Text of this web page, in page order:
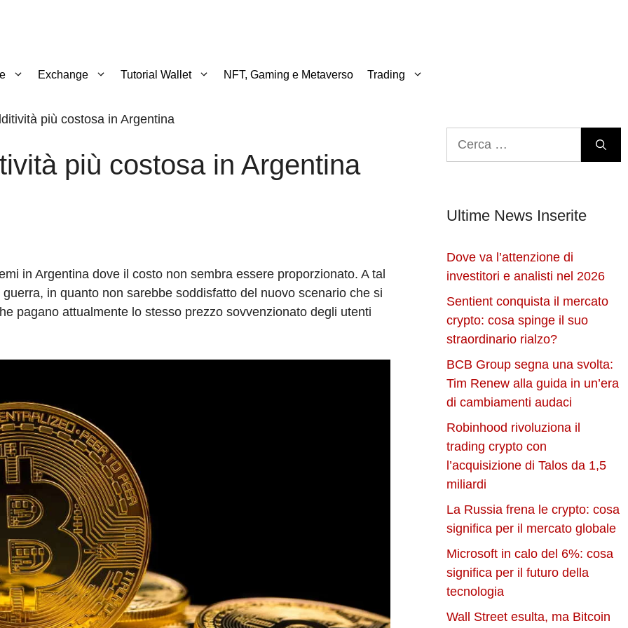
Exchange Tutorial Wallet NFT, Gaming e Metaverso Trading
più costosa in Argentina
più costosa in Argentina
in Argentina dove il costo non sembra essere proporzionato. A tal
in quanto non sarebbe soddisfatto del nuovo scenario che si
pagano attualmente lo stesso prezzo sovvenzionato degli utenti
Ultime News Inserite
Dove va l’attenzione di
investitori e analisti nel 2026
Sentient conquista il mercato
crypto: cosa spinge il suo
straordinario rialzo?
BCB Group segna una svolta:
Tim Renew alla guida in un’era
di cambiamenti audaci
Robinhood rivoluziona il
trading crypto con
l’acquisizione di Talos da 1,5
miliardi
La Russia frena le crypto: cosa
significa per il mercato globale
Microsoft in calo del 6%: cosa
significa per il futuro della
tecnologia
Wall Street esulta, ma Bitcoin